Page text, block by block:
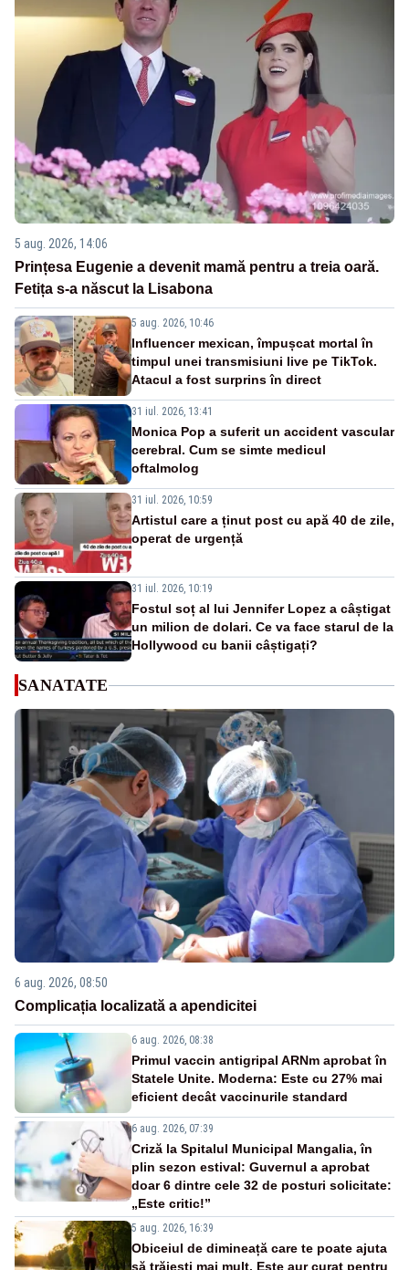
5 aug. 2026, 14:06
Prințesa Eugenie a devenit mamă pentru a treia oară.
Fetița s-a născut la Lisabona
5 aug. 2026, 10:46
Influencer mexican, împușcat mortal în
timpul unei transmisiuni live pe TikTok.
Atacul a fost surprins în direct
31 iul. 2026, 13:41
Monica Pop a suferit un accident vascular
cerebral. Cum se simte medicul
oftalmolog
31 iul. 2026, 10:59
Artistul care a ținut post cu apă 40 de zile,
operat de urgență
31 iul. 2026, 10:19
Fostul soț al lui Jennifer Lopez a câștigat
un milion de dolari. Ce va face starul de la
Hollywood cu banii câștigați?
SANATATE
6 aug. 2026, 08:50
Complicația localizată a apendicitei
6 aug. 2026, 08:38
Primul vaccin antigripal ARNm aprobat în
Statele Unite. Moderna: Este cu 27% mai
eficient decât vaccinurile standard
6 aug. 2026, 07:39
Criză la Spitalul Municipal Mangalia, în
plin sezon estival: Guvernul a aprobat
doar 6 dintre cele 32 de posturi solicitate:
„Este critic!”
5 aug. 2026, 16:39
Obiceiul de dimineață care te poate ajuta
să trăiești mai mult. Este aur curat pentru